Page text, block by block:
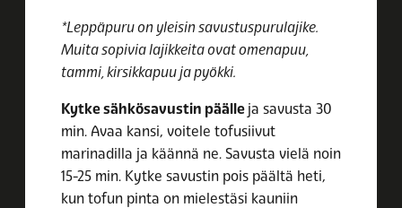
*Leppäpuru on yleisin savustuspurulajike.
Muita sopivia lajikkeita ovat omenapuu,
tammi, kirsikkapuu ja pyökki.
Kytke sähkösavustin päälle ja savusta 30
min. Avaa kansi, voitele tofusiivut
marinadilla ja käännä ne. Savusta vielä noin
15-25 min. Kytke savustin pois päältä heti,
kun tofun pinta on mielestäsi kauniin